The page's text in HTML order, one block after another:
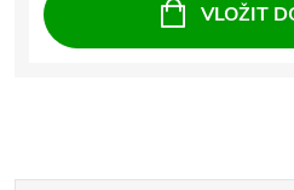
VLOŽIT